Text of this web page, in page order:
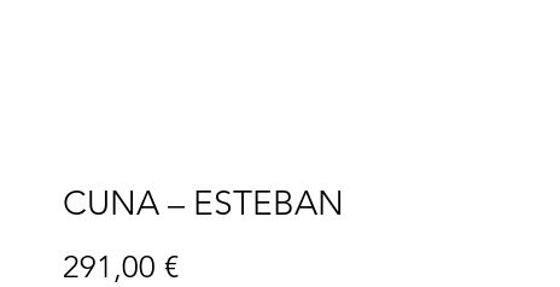
CUNA – ESTEBAN
291,00 €Precio